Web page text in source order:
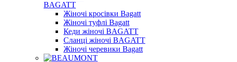
BAGATT
Жіночі кросівки Bagatt
Жіночі туфлі Bagatt
Кеди жіночі BAGATT
Сланці жіночі BAGATT
Жіночі черевики Bagatt